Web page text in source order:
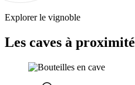
Explorer le vignoble
Les caves à proximité